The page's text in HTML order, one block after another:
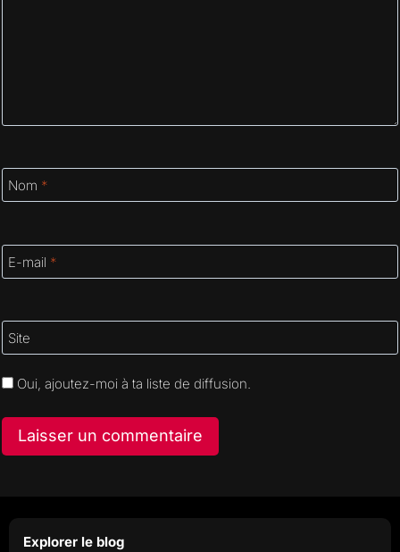
Nom *
E-mail *
Site
Oui, ajoutez-moi à ta liste de diffusion.
Explorer le blog